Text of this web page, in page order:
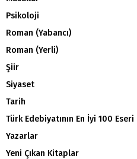
Psikoloji
Roman (Yabancı)
Roman (Yerli)
Şiir
Siyaset
Tarih
Türk Edebiyatının En İyi 100 Eseri
Yazarlar
Yeni Çıkan Kitaplar